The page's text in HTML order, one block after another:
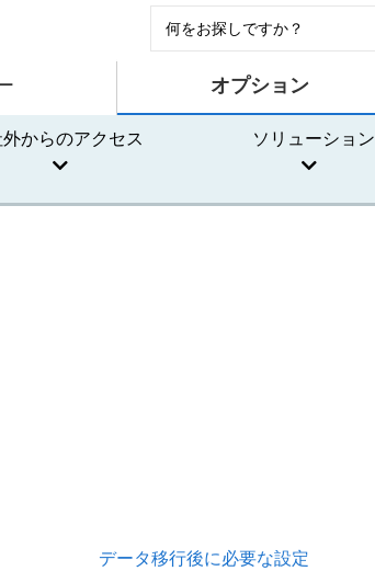
オプション
からのアクセス ソリューション
データ移行後に必要な設定